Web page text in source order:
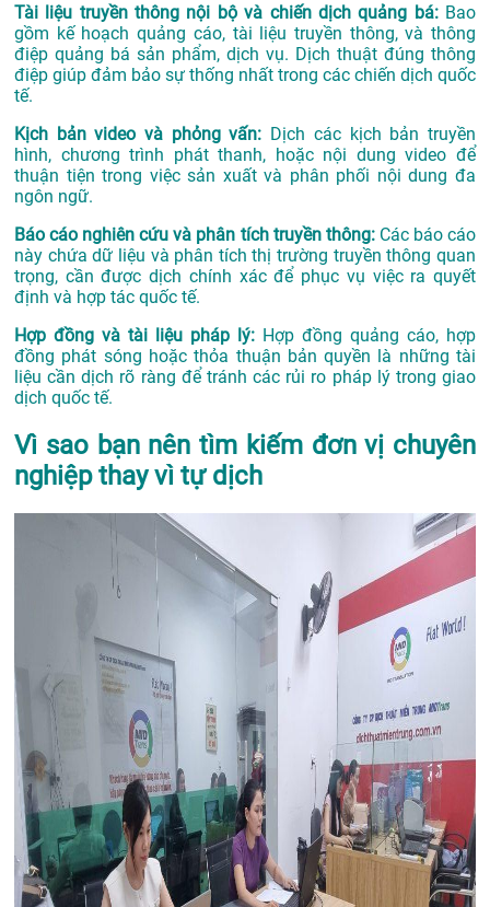
Tài liệu truyền thông nội bộ và chiến dịch quảng bá: Bao
gồm kế hoạch quảng cáo, tài liệu truyền thông, và thông
điệp quảng bá sản phẩm, dịch vụ. Dịch thuật đúng thông
điệp giúp đảm bảo sự thống nhất trong các chiến dịch quốc
tế.
Kịch bản video và phỏng vấn: Dịch các kịch bản truyền
hình, chương trình phát thanh, hoặc nội dung video để
thuận tiện trong việc sản xuất và phân phối nội dung đa
ngôn ngữ.
Báo cáo nghiên cứu và phân tích truyền thông: Các báo cáo
này chứa dữ liệu và phân tích thị trường truyền thông quan
trọng, cần được dịch chính xác để phục vụ việc ra quyết
định và hợp tác quốc tế.
Hợp đồng và tài liệu pháp lý: Hợp đồng quảng cáo, hợp
đồng phát sóng hoặc thỏa thuận bản quyền là những tài
liệu cần dịch rõ ràng để tránh các rủi ro pháp lý trong giao
dịch quốc tế.
Vì sao bạn nên tìm kiếm đơn vị chuyên
nghiệp thay vì tự dịch